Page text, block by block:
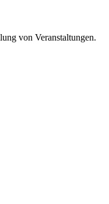
von Veranstaltungen.